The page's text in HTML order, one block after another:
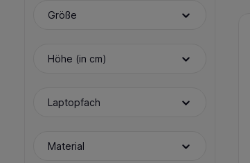
Größe
Höhe (in cm)
Laptopfach
Material